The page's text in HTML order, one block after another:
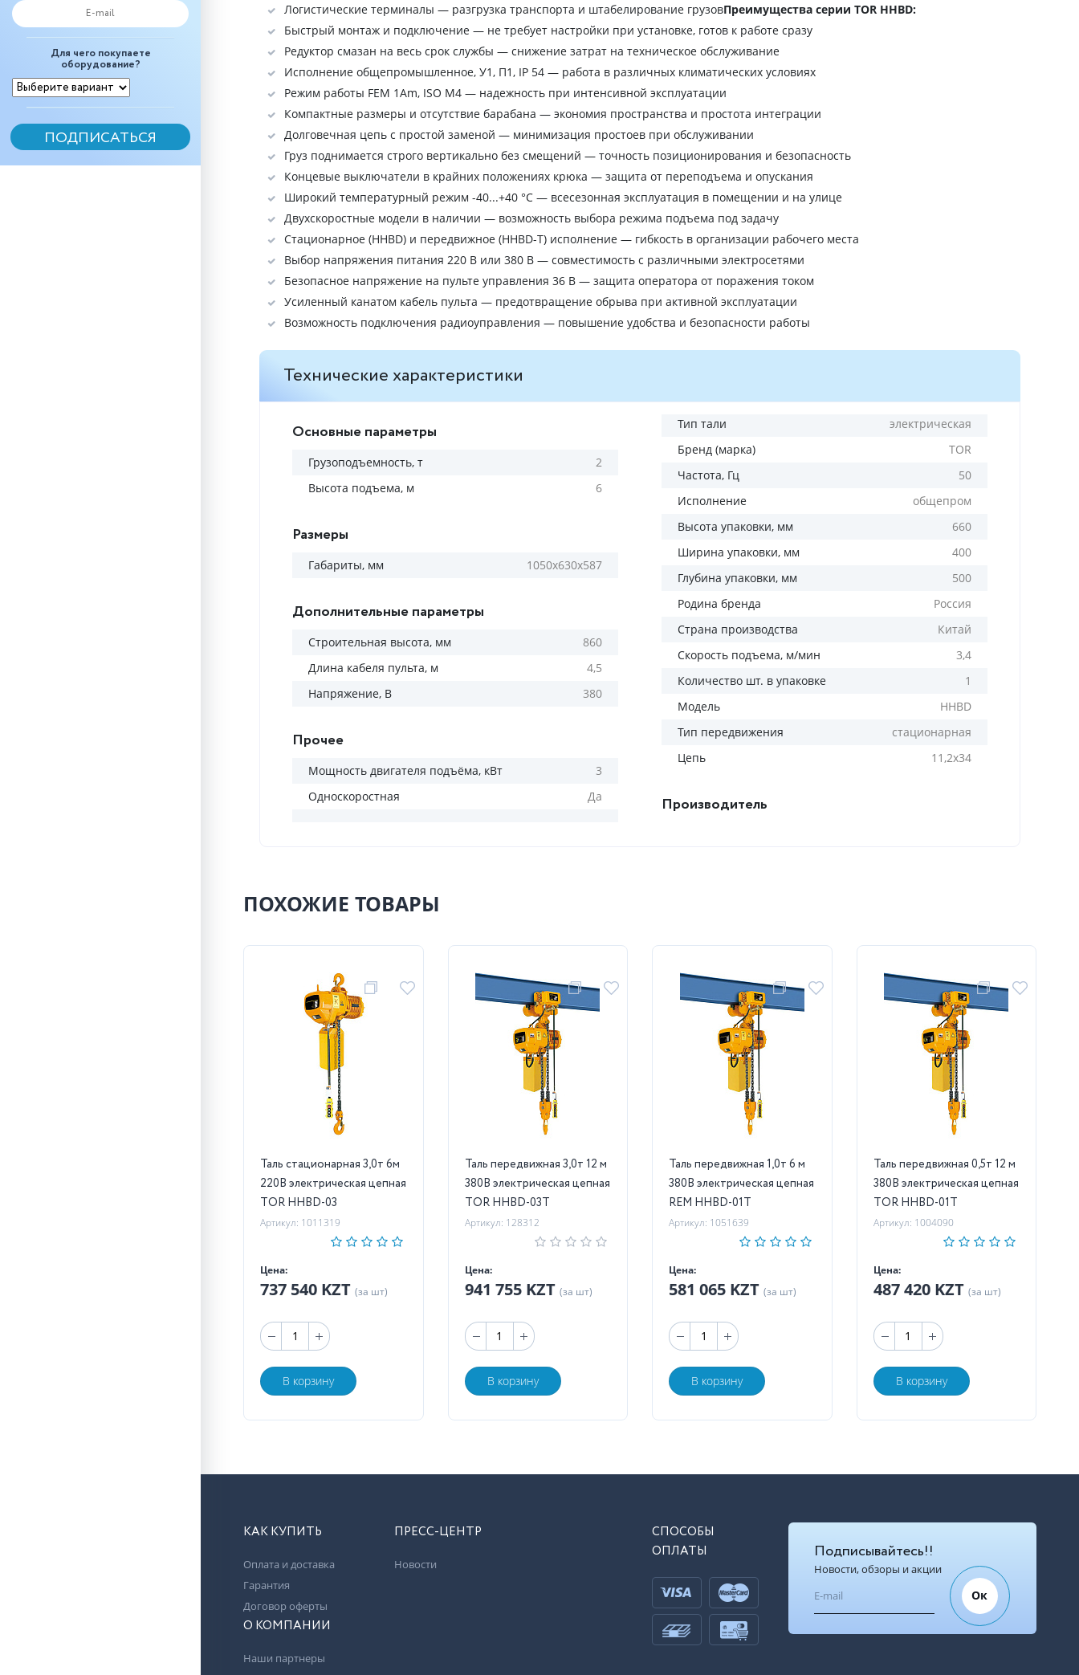
Для чего покупаете
оборудование?
Логистические терминалы — разгрузка транспорта и штабелирование грузовПреимущества серии TOR HHBD:
Быстрый монтаж и подключение — не требует настройки при установке, готов к работе сразу
Редуктор смазан на весь срок службы — снижение затрат на техническое обслуживание
Исполнение общепромышленное, У1, П1, IP 54 — работа в различных климатических условиях
Режим работы FEM 1Аm, ISO M4 — надежность при интенсивной эксплуатации
Компактные размеры и отсутствие барабана — экономия пространства и простота интеграции
Долговечная цепь с простой заменой — минимизация простоев при обслуживании
Груз поднимается строго вертикально без смещений — точность позиционирования и безопасность
Концевые выключатели в крайних положениях крюка — защита от переподъема и опускания
Широкий температурный режим -40...+40 °C — всесезонная эксплуатация в помещении и на улице
Двухскоростные модели в наличии — возможность выбора режима подъема под задачу
Стационарное (HHBD) и передвижное (HHBD-Т) исполнение — гибкость в организации рабочего места
Выбор напряжения питания 220 В или 380 В — совместимость с различными электросетями
Безопасное напряжение на пульте управления 36 В — защита оператора от поражения током
Усиленный канатом кабель пульта — предотвращение обрыва при активной эксплуатации
Возможность подключения радиоуправления — повышение удобства и безопасности работы
Технические характеристики
Основные параметры
Грузоподъемность, т
2
Высота подъема, м
6
Размеры
Габариты, мм 1050х630х587
Дополнительные параметры
Строительная высота, мм
860
Длина кабеля пульта, м
4,5
Напряжение, В
380
Прочее
Мощность двигателя подъёма, кВт
3
Односкоростная
Да
Тип тали
электрическая
Бренд (марка)
TOR
Частота, Гц
50
Исполнение
общепром
Высота упаковки, мм
660
Ширина упаковки, мм
400
Глубина упаковки, мм
500
Родина бренда
Россия
Страна производства
Китай
Скорость подъема, м/мин
3,4
Количество шт. в упаковке
1
Модель
HHBD
Тип передвижения
стационарная
Цепь
11,2х34
Производитель
ПОХОЖИЕ ТОВАРЫ
Таль стационарная 3,0т 6м
220В электрическая цепная
TOR HHBD-03
Артикул: 1011319
Цена:
737 540 KZT (за шт)
В корзину
Таль передвижная 3,0т 12 м
380В электрическая цепная
TOR HHBD-03T
Артикул: 128312
Цена:
941 755 KZT (за шт)
В корзину
Таль передвижная 1,0т 6 м
380В электрическая цепная
REM HHBD-01T
Артикул: 1051639
Цена:
581 065 KZT (за шт)
В корзину
Таль передвижная 0,5т 12 м
380В электрическая цепная
TOR HHBD-01T
Артикул: 1004090
Цена:
487 420 KZT (за шт)
В корзину
КАК КУПИТЬ
Оплата и доставка
Гарантия
Договор оферты
ПРЕСС-ЦЕНТР
Новости
О КОМПАНИИ
Наши партнеры
СПОСОБЫ
ОПЛАТЫ
Подписывайтесь!!
Новости, обзоры и акции
Ок